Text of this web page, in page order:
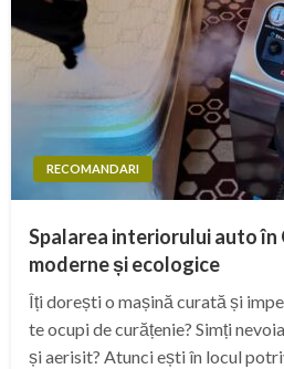
RECOMANDARI
Spalarea interiorului auto în
moderne și ecologice
Îți dorești o mașină curată și
te ocupi de curățenie? Simți
și aerisit? Atunci ești în locul